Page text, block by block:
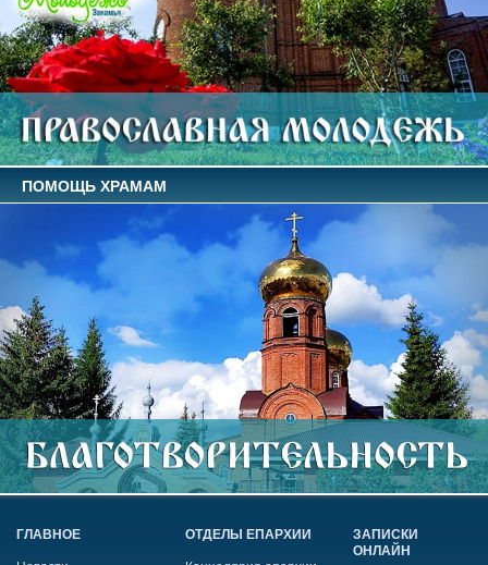
ПОМОЩЬ ХРАМАМ
ГЛАВНОЕ ОТДЕЛЫ ЕПАРХИИ
ЗАПИСКИ
ОНЛАЙН